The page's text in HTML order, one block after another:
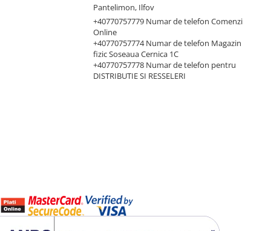
Pantelimon, Ilfov
+40770757779 Numar de telefon Comenzi
Online
+40770757774 Numar de telefon Magazin
fizic Soseaua Cernica 1C
+40770757778 Numar de telefon pentru
DISTRIBUTIE SI RESSELERI